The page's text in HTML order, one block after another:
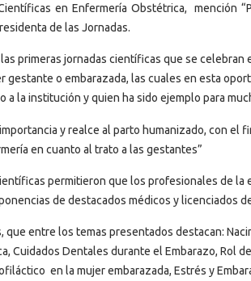
en Enfermería Obstétrica, mención
de las Jornadas.
primeras jornadas científicas que se
o embarazada, las cuales en esta
la institución y quien ha sido ejemplo para
y realce al parto humanizado, con el
en cuanto al trato a las gestantes”
permitieron que los profesionales de
de destacados médicos y licenciados
entre los temas presentados destacan:
Cuidados Dentales durante el Embarazo, Rol
en la mujer embarazada, Estrés y